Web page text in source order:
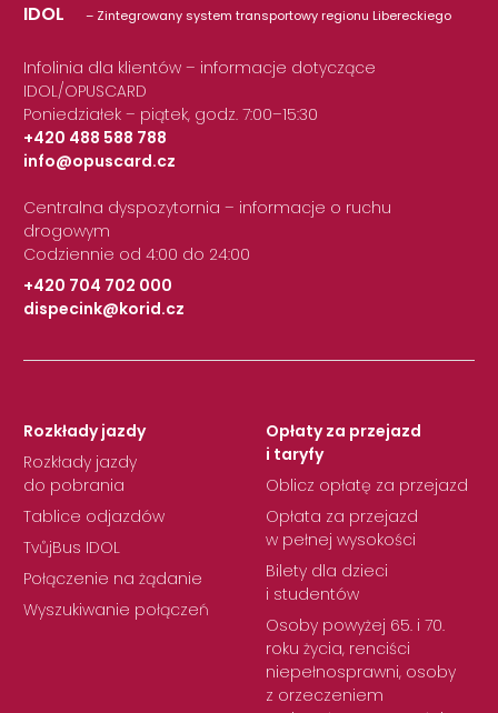
IDOL – Zintegrowany system transportowy regionu Libereckiego
Infolinia dla klientów – informacje dotyczące
IDOL/OPUSCARD
Poniedziałek – piątek, godz. 7:00–15:30
+420 488 588 788
|
info@opuscard.cz
Centralna dyspozytornia – informacje o ruchu
drogowym
Codziennie od 4:00 do 24:00
+420 704 702 000
|
dispecink@korid.cz
Rozkłady jazdy
Rozkłady jazdy
do pobrania
Tablice odjazdów
TvůjBus IDOL
Połączenie na żądanie
Wyszukiwanie połączeń
Opłaty za przejazd
i taryfy
Oblicz opłatę za przejazd
Opłata za przejazd
w pełnej wysokości
Bilety dla dzieci
i studentów
Osoby powyżej 65. i 70.
roku życia, renciści
niepełnosprawni, osoby
z orzeczeniem